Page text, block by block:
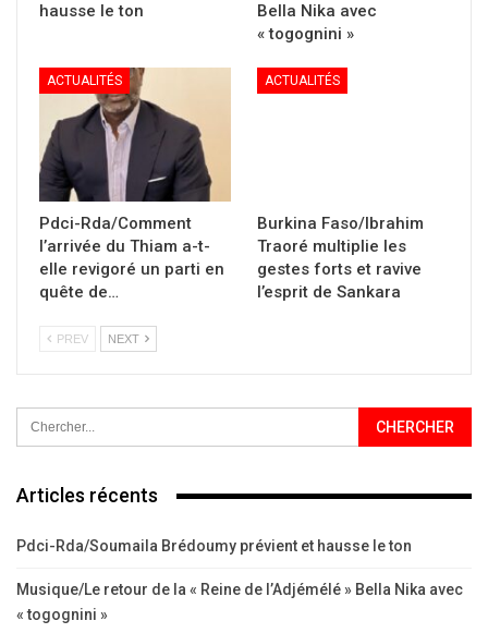
hausse le ton
Bella Nika avec
« togognini »
ACTUALITÉS
Pdci-Rda/Comment
l’arrivée du Thiam a-t-
elle revigoré un parti en
quête de…
ACTUALITÉS
Burkina Faso/Ibrahim
Traoré multiplie les
gestes forts et ravive
l’esprit de Sankara
PREV NEXT
Articles récents
Pdci-Rda/Soumaila Brédoumy prévient et hausse le ton
Musique/Le retour de la « Reine de l’Adjémélé » Bella Nika avec
« togognini »